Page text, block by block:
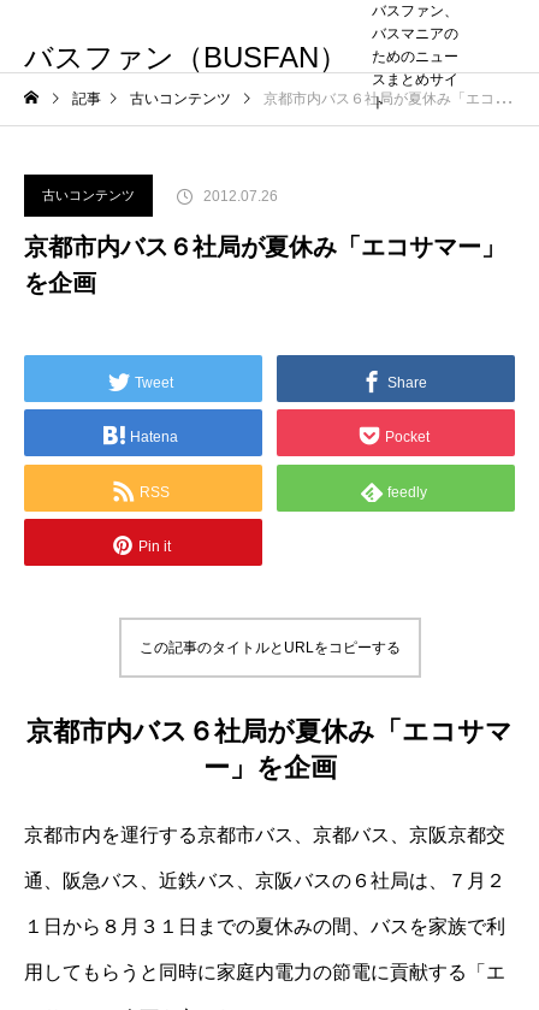
バスファン（BUSFAN）
バスファン、
バスマニアの
ためのニュー
スまとめサイ
ト
記事 古いコンテンツ 京都市内バス６社局が夏休み「エコサマー」を企画
古いコンテンツ 2012.07.26
京都市内バス６社局が夏休み「エコサマー」
を企画
Tweet Share
Hatena Pocket
RSS feedly
Pin it
この記事のタイトルとURLをコピーする
京都市内バス６社局が夏休み「エコサマ
ー」を企画
京都市内を運行する京都市バス、京都バス、京阪京都交
通、阪急バス、近鉄バス、京阪バスの６社局は、７月２
１日から８月３１日までの夏休みの間、バスを家族で利
用してもらうと同時に家庭内電力の節電に貢献する「エ